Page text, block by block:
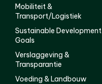
Mobiliteit &
Transport/Logistiek
Sustainable Development
Goals
Verslaggeving &
Transparantie
Voeding & Landbouw